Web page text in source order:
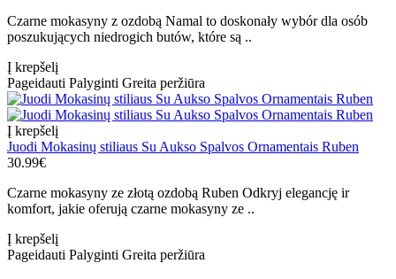
Czarne mokasyny z ozdobą Namal to doskonały wybór dla osób
poszukujących niedrogich butów, które są ..
Į krepšelį
Pageidauti Palyginti Greita peržiūra
Į krepšelį
Juodi Mokasinų stiliaus Su Aukso Spalvos Ornamentais Ruben
30.99€
Czarne mokasyny ze złotą ozdobą Ruben Odkryj elegancję ir
komfort, jakie oferują czarne mokasyny ze ..
Į krepšelį
Pageidauti Palyginti Greita peržiūra